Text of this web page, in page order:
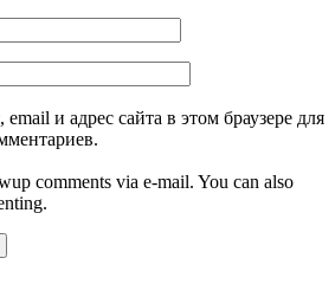
и адрес сайта в этом браузере для
comments via e-mail. You can also